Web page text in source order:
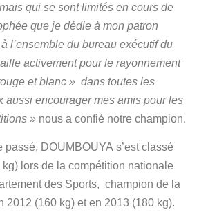
qui se sont limités en cours de
que je dédie à mon patron
l’ensemble du bureau exécutif du
activement pour le rayonnement
et blanc » dans toutes les
aussi encourager mes amis pour les
» nous a confié notre champion.
passé, DOUMBOUYA s’est classé
kg) lors de la compétition nationale
des Sports, champion de la
2012 (160 kg) et en 2013 (180 kg).